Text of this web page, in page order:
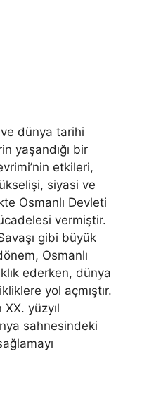
ve dünya tarihi
yaşandığı bir
etkileri,
siyasi ve
Osmanlı Devleti
vermiştir.
gibi büyük
Osmanlı
ederken, dünya
yol açmıştır.
XX. yüzyıl
sahnesindeki